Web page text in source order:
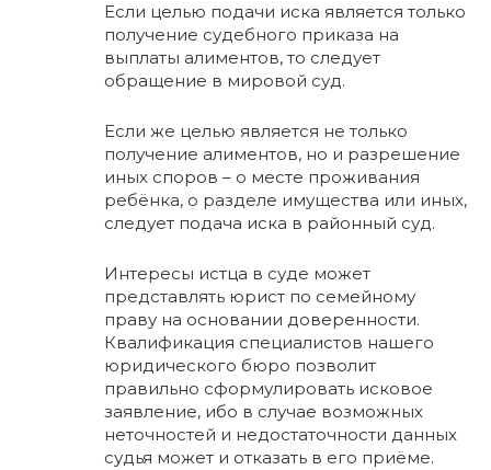
Если целью подачи иска является только
получение судебного приказа на
выплаты алиментов, то следует
обращение в мировой суд.
Если же целью является не только
получение алиментов, но и разрешение
иных споров – о месте проживания
ребёнка, о разделе имущества или иных,
следует подача иска в районный суд.
Интересы истца в суде может
представлять юрист по семейному
праву на основании доверенности.
Квалификация специалистов нашего
юридического бюро позволит
правильно сформулировать исковое
заявление, ибо в случае возможных
неточностей и недостаточности данных
судья может и отказать в его приёме.